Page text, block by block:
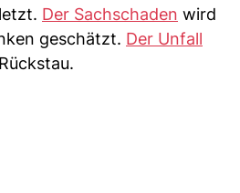
Der Sachschaden wird
geschätzt. Der Unfall